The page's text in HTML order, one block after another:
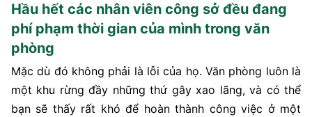
Hầu hết các nhân viên công sở đều đang
phí phạm thời gian của mình trong văn
phòng
Mặc dù đó không phải là lỗi của họ. Văn phòng luôn là
một khu rừng đầy những thứ gây xao lãng, và có thể
bạn sẽ thấy rất khó để hoàn thành công việc ở một